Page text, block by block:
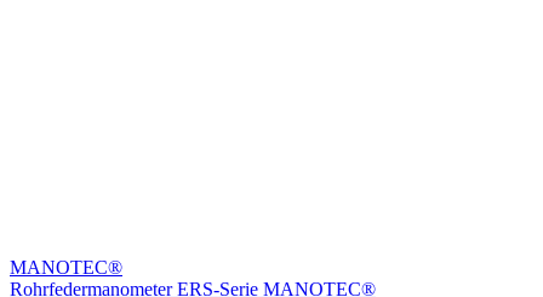
MANOTEC®
Rohrfedermanometer ERS-Serie MANOTEC®